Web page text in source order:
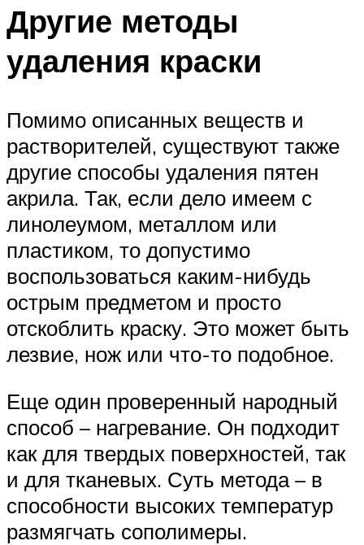
Другие методы
удаления краски
Помимо описанных веществ и
растворителей, существуют также
другие способы удаления пятен
акрила. Так, если дело имеем с
линолеумом, металлом или
пластиком, то допустимо
воспользоваться каким-нибудь
острым предметом и просто
отскоблить краску. Это может быть
лезвие, нож или что-то подобное.
Еще один проверенный народный
способ – нагревание. Он подходит
как для твердых поверхностей, так
и для тканевых. Суть метода – в
способности высоких температур
размягчать сополимеры.